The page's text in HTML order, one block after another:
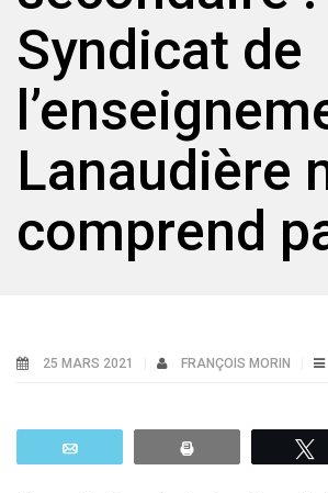
Syndicat de
Lanaudière
comprend
25 MARS 2021 FRANÇOIS MORIN